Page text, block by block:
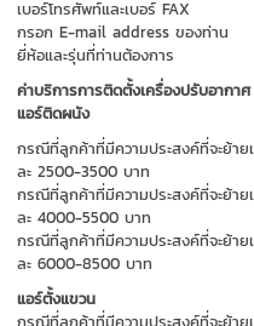
เบอร์โทรศัพท์และเบอร์ FAX
กรอก E-mail address ของท่าน
ยี่ห้อและรุ่นที่ท่านต้องการ
ค่าบริการการติดตั้งเครื่องปรับอากาศ
แอร์ติดผนัง
กรณีที่ลูกค้าที่มีความประสงค์ที่จะย้า
ละ 2500-3500 บาท
กรณีที่ลูกค้าที่มีความประสงค์ที่จะย้า
ละ 4000-5500 บาท
กรณีที่ลูกค้าที่มีความประสงค์ที่จะย้า
ละ 6000-8500 บาท
แอร์ตั้งแขวน